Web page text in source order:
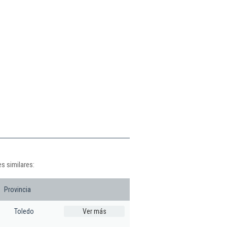
similares:
Provincia
Toledo Ver más